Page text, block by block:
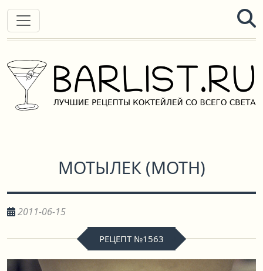
МОТЫЛЕК(MOTH)
2011-06-15
РЕЦЕПТ №1563